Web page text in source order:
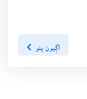
اڳيون پنو